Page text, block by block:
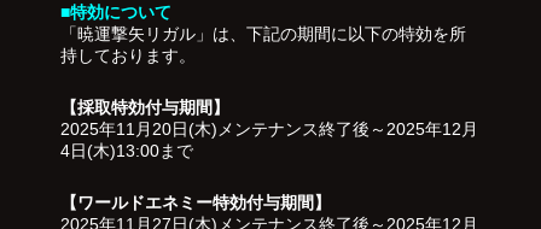
■特効について
「暁運撃矢リガル」は、下記の期間に以下の特効を所
持しております。
【採取特効付与期間】
2025年11月20日(木)メンテナンス終了後～2025年12月
4日(木)13:00まで
【ワールドエネミー特効付与期間】
2025年11月27日(木)メンテナンス終了後～2025年12月